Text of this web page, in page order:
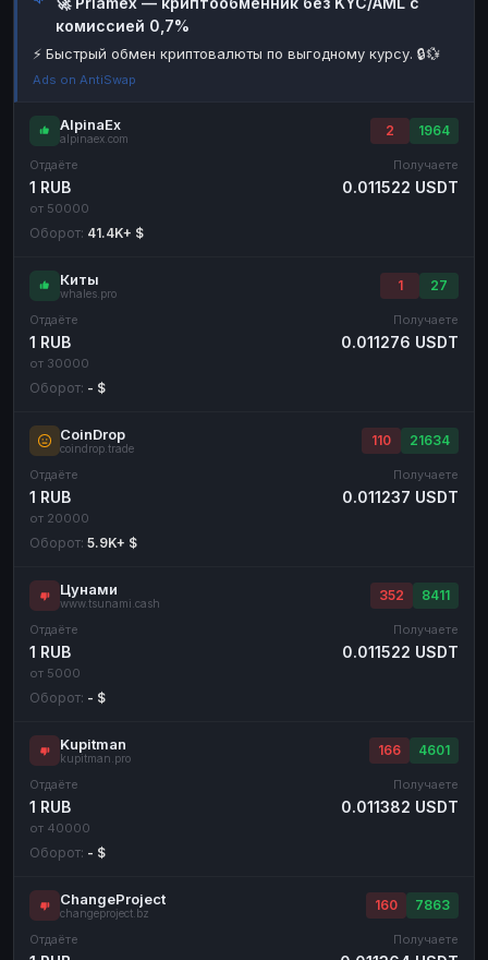
Наличные
Наличные USD Наличные USD
комиссией 0,7%
⚡ Быстрый обмен криптовалюты по выгодному курсу. 🔒💱
Ads on AntiSwap
AlpinaEx
alpinaex.com
2 1964
Отдаёте
1 RUB
от 50000
Получаете
0.011522 USDT
Оборот: 41.4K+ $
Киты
whales.pro
1 27
Отдаёте
1 RUB
от 30000
Получаете
0.011276 USDT
Оборот: - $
CoinDrop
coindrop.trade
110 21634
Отдаёте
1 RUB
от 20000
Получаете
0.011237 USDT
Оборот: 5.9K+ $
Цунами
www.tsunami.cash
352 8411
Отдаёте
1 RUB
от 5000
Получаете
0.011522 USDT
Оборот: - $
Kupitman
kupitman.pro
166 4601
Отдаёте
1 RUB
от 40000
Получаете
0.011382 USDT
Оборот: - $
ChangeProject
changeproject.bz
160 7863
Отдаёте Получаете